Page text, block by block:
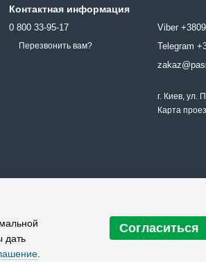
Контактная информация
0 800 33-95-17
Перезвонить вам?
Viber
г. Киев, ул.
Карта
дать
Согласиться